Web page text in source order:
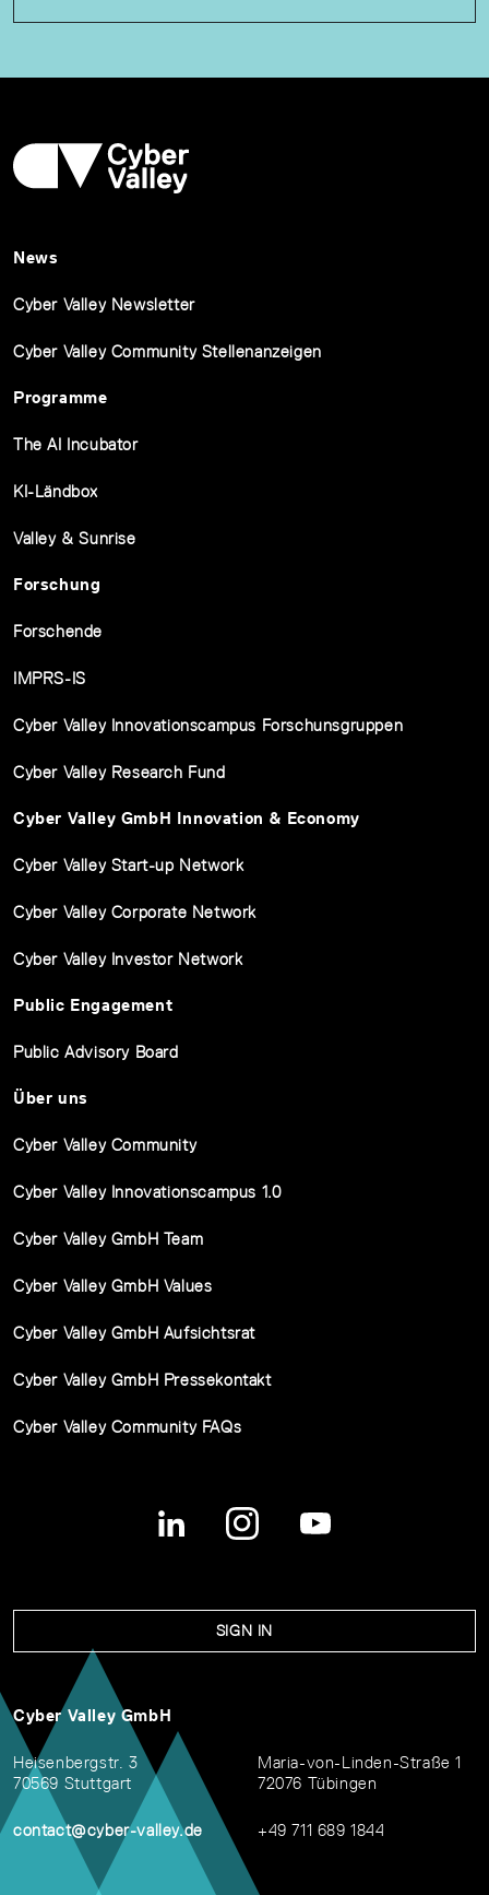
News
Cyber Valley Newsletter
Cyber Valley Community Stellenanzeigen
Programme
The AI Incubator
KI-Ländbox
Valley & Sunrise
Forschung
Forschende
IMPRS-IS
Cyber Valley Innovationscampus Forschunsgruppen
Cyber Valley Research Fund
Cyber Valley GmbH Innovation & Economy
Cyber Valley Start-up Network
Cyber Valley Corporate Network
Cyber Valley Investor Network
Public Engagement
Public Advisory Board
Über uns
Cyber Valley Community
Cyber Valley Innovationscampus 1.0
Cyber Valley GmbH Team
Cyber Valley GmbH Values
Cyber Valley GmbH Aufsichtsrat
Cyber Valley GmbH Pressekontakt
Cyber Valley Community FAQs
SIGN IN
Cyber Valley GmbH
Heisenbergstr. 3
70569 Stuttgart
contact@cyber-valley.de
Maria-von-Linden-Straße 1
72076 Tübingen
+49 711 689 1844